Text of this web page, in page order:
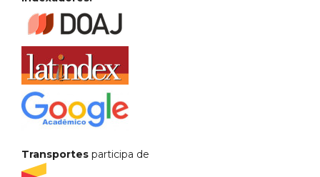
Transportes participa de